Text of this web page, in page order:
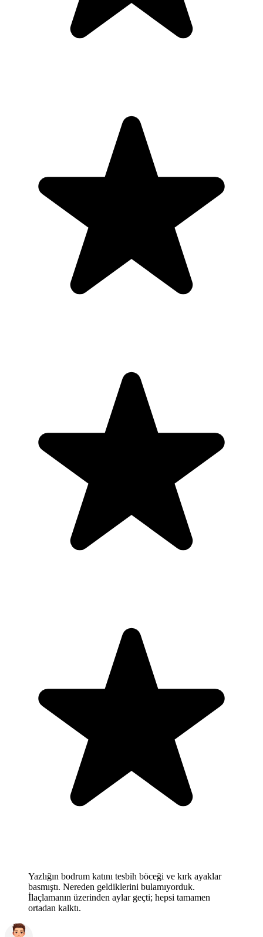
Yazlığın bodrum katını tesbih böceği ve kırk ayaklar
basmıştı. Nereden geldiklerini bulamıyorduk.
İlaçlamanın üzerinden aylar geçti; hepsi tamamen
ortadan kalktı.